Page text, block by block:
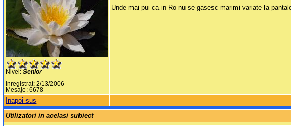
Nivel:Senior
Inregistrat: 2/13/2006
Mesaje: 6678
Unde mai pui ca in Ro nu se gasesc marimi variate la
Inapoi sus
Utilizatori in acelasi subiect